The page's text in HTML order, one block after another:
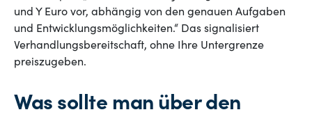
und Y Euro vor, abhängig von den genauen Aufgaben
und Entwicklungsmöglichkeiten.“ Das signalisiert
Verhandlungsbereitschaft, ohne Ihre Untergrenze
preiszugeben.
Was sollte man über den